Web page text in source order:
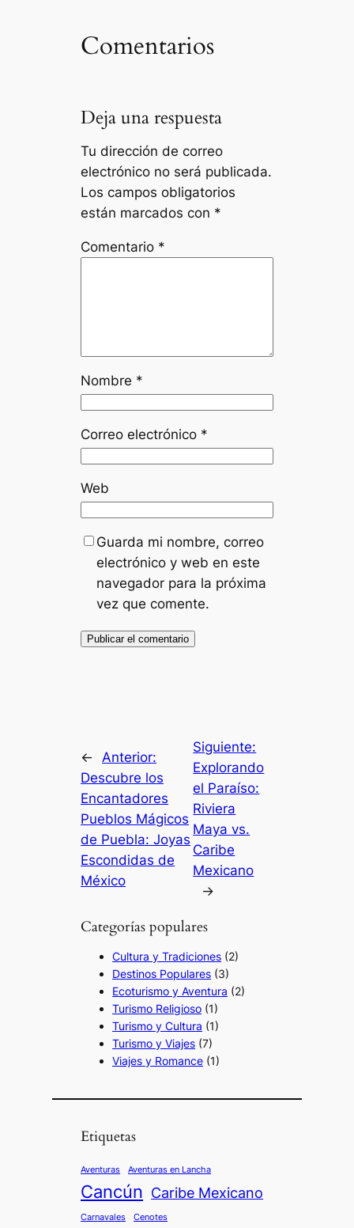
Comentarios
Deja una respuesta
Tu dirección de correo
electrónico no será publicada.
Los campos obligatorios
están marcados con *
Comentario *
Nombre *
Correo electrónico *
Web
Guarda mi nombre, correo
electrónico y web en este
navegador para la próxima
vez que comente.
←
Anterior:
Descubre los
Encantadores
Pueblos Mágicos
de Puebla: Joyas
Escondidas de
México
Siguiente:
Explorando
el Paraíso:
Riviera
Maya vs.
Caribe
Mexicano
→
Categorías populares
Cultura y Tradiciones (2)
Destinos Populares (3)
Ecoturismo y Aventura (2)
Turismo Religioso (1)
Turismo y Cultura (1)
Turismo y Viajes (7)
Viajes y Romance (1)
Etiquetas
Aventuras Aventuras en Lancha
Cancún Caribe Mexicano
Carnavales Cenotes